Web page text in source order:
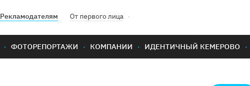
Рекламодателям От первого лица
ФОТОРЕПОРТАЖИ КОМПАНИИ ИДЕНТИЧНЫЙ КЕМЕРОВО